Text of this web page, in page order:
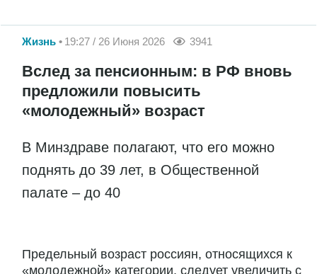
Жизнь 19:27 / 26 Июня 2026 3941
Вслед за пенсионным: в РФ вновь
предложили повысить
«молодежный» возраст
В Минздраве полагают, что его можно
поднять до 39 лет, в Общественной
палате – до 40
Предельный возраст россиян, относящихся к
«молодежной» категории, следует увеличить с